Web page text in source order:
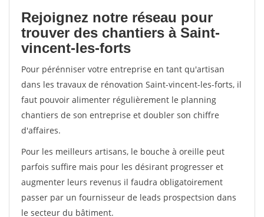
Rejoignez notre réseau pour
trouver des chantiers à Saint-
vincent-les-forts
Pour pérénniser votre entreprise en tant qu'artisan
dans les travaux de rénovation Saint-vincent-les-forts, il
faut pouvoir alimenter régulièrement le planning
chantiers de son entreprise et doubler son chiffre
d'affaires.
Pour les meilleurs artisans, le bouche à oreille peut
parfois suffire mais pour les désirant progresser et
augmenter leurs revenus il faudra obligatoirement
passer par un fournisseur de leads prospectsion dans
le secteur du bâtiment.